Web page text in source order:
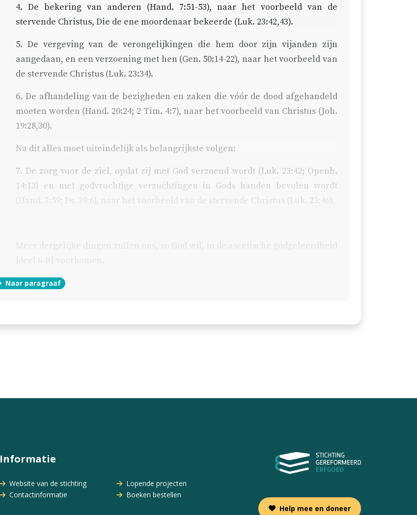
4. De bekering van anderen (Hand. 7:51-53), naar het voorbeeld van de
stervende Christus, Die de ene moordenaar bekeerde (Luk. 23:42,43).
5. De vergeving van de verongelijkingen die hem door zijn vijanden zijn
aangedaan, en een verzoening met hen (Gen. 50:14-22), naar het voorbeeld van
de stervende Christus (Luk. 23:34).
6. De afhandeling van de bezigheden en zaken die vóór de dood afgehandeld
moeten worden (Hand. 20:24; 2 Tim. 4:7), naar het voorbeeld van Christus (Joh.
19:28,30).
Na dit alles moet uiteindelijk als belangrijkste volgen:
7. De zorg voor de ziel, opdat zij met God verzoend wordt (Luk. 23:42; Openb.
14:13) en met godvruchtige verzuchtingen in Gods handen bevolen wordt
(Hand. 7:59; Ps. 39:6), naar het voorbeeld van de stervende Christus (Luk. 23:46).
Naar paragraaf
Informatie
Website van de stichting
Lopende projecten
Contactinformatie
Boeken bestellen
Help mee en doneer